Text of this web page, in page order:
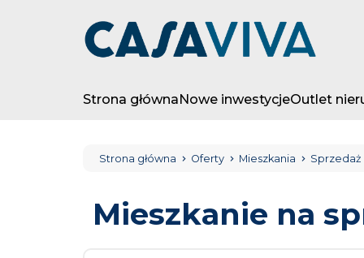
Strona głównaNowe inwestycjeOutlet
Strona główna Oferty Mieszkania Sprzedaż
Mieszkanie na